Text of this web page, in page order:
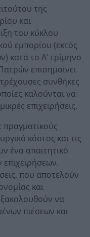
της
και
του κύκλου
εμπορίου (εκτός
κατά το Α’ τρίμηνο
επισημαίνει
συνθήκες
καλούνται να
επιχειρήσεις.
κόστος και τις
ένα απαιτητικό
επιχειρήσεων.
που αποτελούν
και
να
πιέσεων και